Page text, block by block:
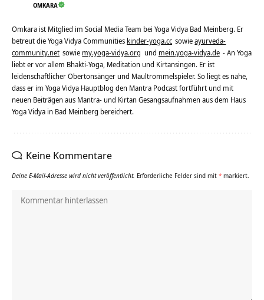
OMKARA
Omkara ist Mitglied im Social Media Team bei Yoga Vidya Bad Meinberg. Er
betreut die Yoga Vidya Communities kinder-yoga.cc sowieayurveda-
community.net sowie my.yoga-vidya.org und mein.yoga-vidya.de - An Yoga
liebt er vor allem Bhakti-Yoga, Meditation und Kirtansingen. Er ist
leidenschaftlicher Obertonsänger und Maultrommelspieler. So liegt es nahe,
dass er im Yoga Vidya Hauptblog den Mantra Podcast fortführt und mit
neuen Beiträgen aus Mantra- und Kirtan Gesangsaufnahmen aus dem Haus
Yoga Vidya in Bad Meinberg bereichert.
Keine Kommentare
Deine E-Mail-Adresse wird nicht veröffentlicht. Erforderliche Felder sind mit * markiert.